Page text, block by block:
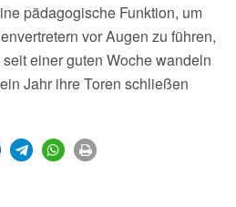
pädagogische Funktion, um
vor Augen zu führen,
einer guten Woche wandeln
Jahr ihre Toren schließen